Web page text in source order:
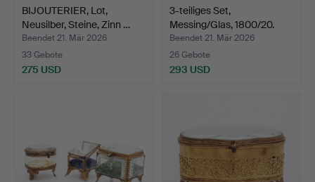
BIJOUTERIER, Lot,
Neusilber, Steine, Zinn …
Beendet 21. Mär 2026
33 Gebote
275 USD
3-teiliges Set,
Messing/Glas, 1800/20.
Jah…
Beendet 21. Mär 2026
26 Gebote
293 USD